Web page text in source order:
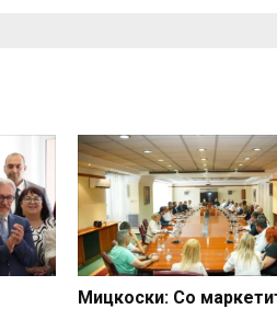
Мицкоски: Со